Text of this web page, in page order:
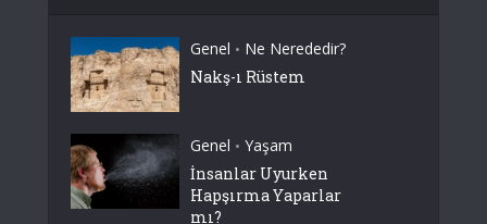
Genel • Ne Nerededir?
Nakş-ı Rüstem
Genel • Yaşam
İnsanlar Uyurken
Hapşırma Yaparlar
mı?